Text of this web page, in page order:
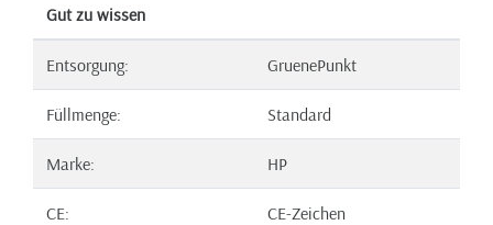
Gut zu wissen
Entsorgung: GruenePunkt
Füllmenge: Standard
Marke: HP
CE: CE-Zeichen